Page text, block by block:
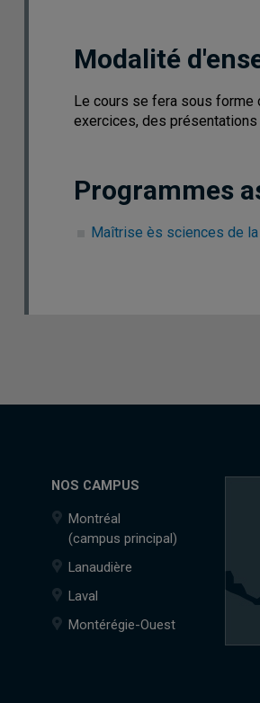
Modalité
Le cours se fera sous forme
exercices, des
Programmes
Maîtrise ès sciences de
NOS CAMPUS
Montréal
(campus principal)
Lanaudière
Laval
Montérégie-Ouest